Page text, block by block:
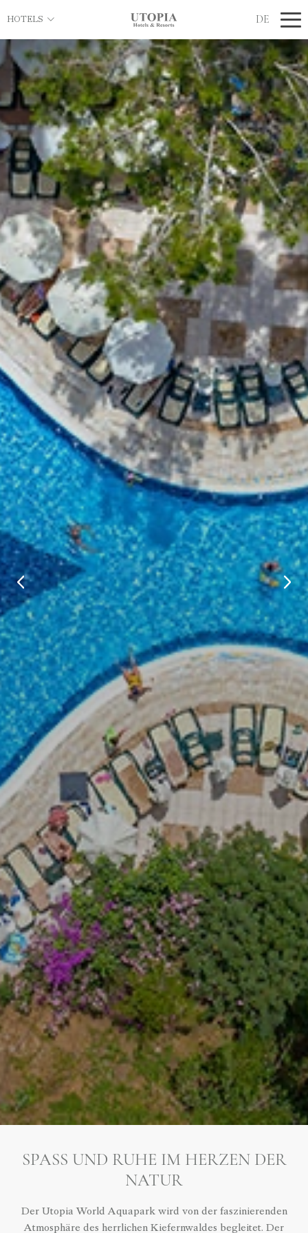
HOTELS DE
SPASS UND RUHE IM HERZEN DER N
ATUR
Der Utopia World Aquapark wird von der faszinierenden
Atmosphäre des herrlichen Kiefernwaldes begleitet. Der